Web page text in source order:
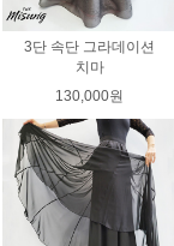
3단 속단 그라데이션
치마
130,000원